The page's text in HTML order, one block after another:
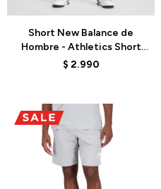
Short New Balance de
Hombre - Athletics Short
5"- MS41511BK - BLACK
$ 2.990